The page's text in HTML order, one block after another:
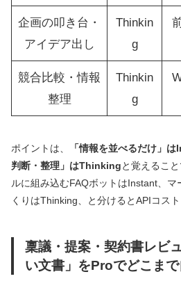
企画の叩き台・
アイデア出し
Thinkin
g
競合比較・情報
整理
Thinkin
g
ポイントは、
「情報を並べるだけ」
判断・整理」はThinkingと覚えるこ
ルに組み込むFAQボットはInstant、
くりはThinking、と分けるとAPIコスト
稟議・提案・契約書レビ
い文書」をProでどこま